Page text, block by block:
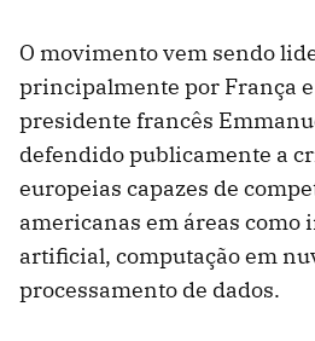
O movimento vem sendo
principalmente por França
presidente francês
defendido publicamente a
europeias capazes de
americanas em áreas como
artificial, computação em
processamento de dados.